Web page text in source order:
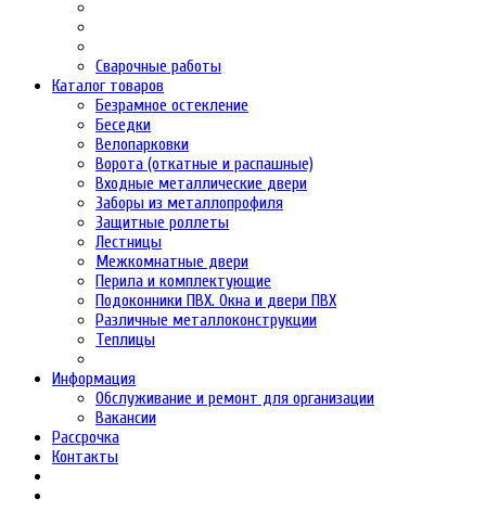
Сварочные работы
Каталог товаров
Безрамное остекление
Беседки
Велопарковки
Ворота (откатные и распашные)
Входные металлические двери
Заборы из металлопрофиля
Защитные роллеты
Лестницы
Межкомнатные двери
Перила и комплектующие
Подоконники ПВХ. Окна и двери ПВХ
Различные металлоконструкции
Теплицы
Информация
Обслуживание и ремонт для организации
Вакансии
Рассрочка
Контакты